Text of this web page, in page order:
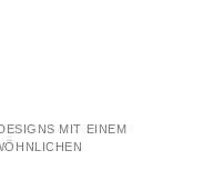
MIT EINEM